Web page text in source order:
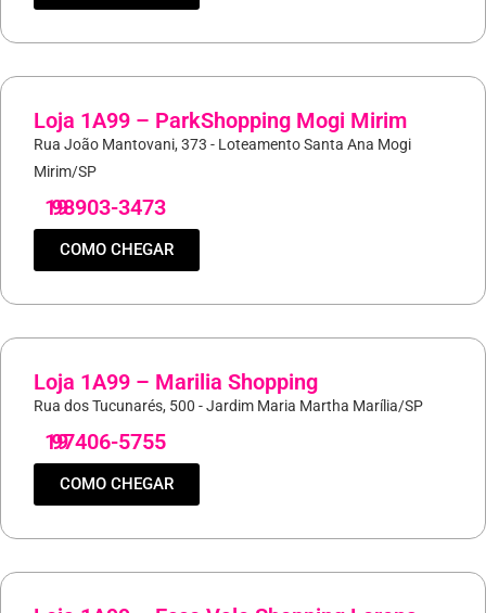
Loja 1A99 – ParkShopping Mogi Mirim
Rua João Mantovani, 373 - Loteamento Santa Ana Mogi
Mirim/SP
19
98903-3473
COMO CHEGAR
Loja 1A99 – Marilia Shopping
Rua dos Tucunarés, 500 - Jardim Maria Martha Marília/SP
19
97406-5755
COMO CHEGAR